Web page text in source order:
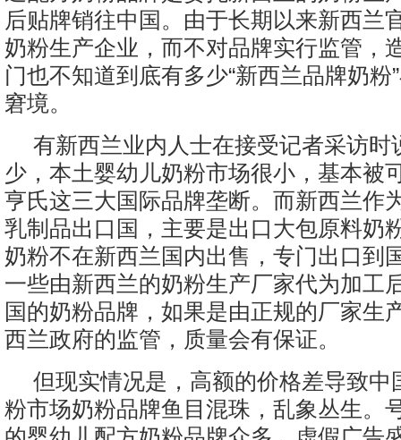
后贴牌销往中国。由于长期以来新西兰
奶粉生产企业，而不对品牌实行监管，
门也不知道到底有多少“新西兰品牌奶粉
窘境。
有新西兰业内人士在接受记者采访时
少，本土婴幼儿奶粉市场很小，基本被
亨氏这三大国际品牌垄断。而新西兰作
乳制品出口国，主要是出口大包原料奶
奶粉不在新西兰国内出售，专门出口到
一些由新西兰的奶粉生产厂家代为加工
国的奶粉品牌，如果是由正规的厂家生
西兰政府的监管，质量会有保证。
但现实情况是，高额的价格差导致中
粉市场奶粉品牌鱼目混珠，乱象丛生。